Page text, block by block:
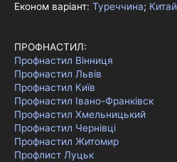
Економ варіант: Туреччина; Китай
ПРОФНАСТИЛ:
Профнастил Вінниця
Профнастил Львів
Профнастил Київ
Профнастил Івано-Франківск
Профнастил Хмельницький
Профнастил Чернівці
Профнастил Житомир
Профлист Луцьк